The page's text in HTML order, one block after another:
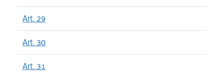
Art. 29
Art. 30
Art. 31